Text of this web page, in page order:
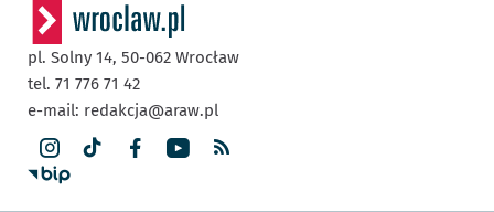
pl. Solny 14, 50-062 Wrocław
tel. 71 776 71 42
e-mail: redakcja@araw.pl